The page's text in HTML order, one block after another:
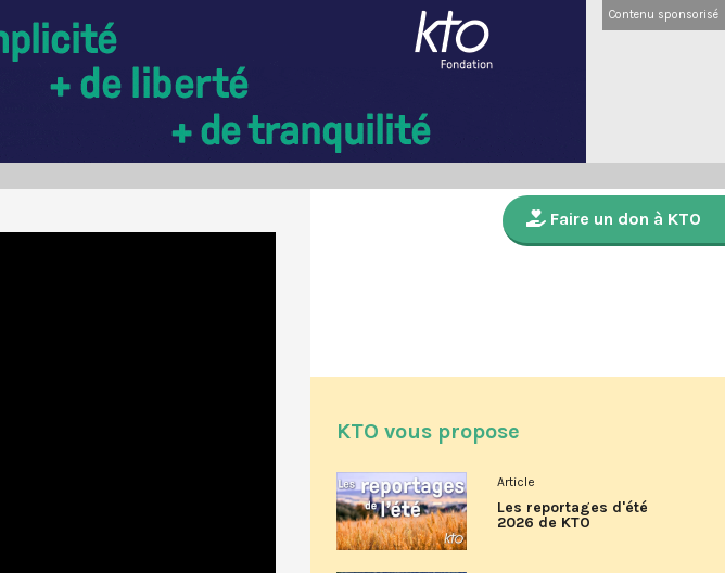
Contenu sponsorisé
Faire un don à KTO
KTO vous propose
Article
Les reportages d'été
2026 de KTO